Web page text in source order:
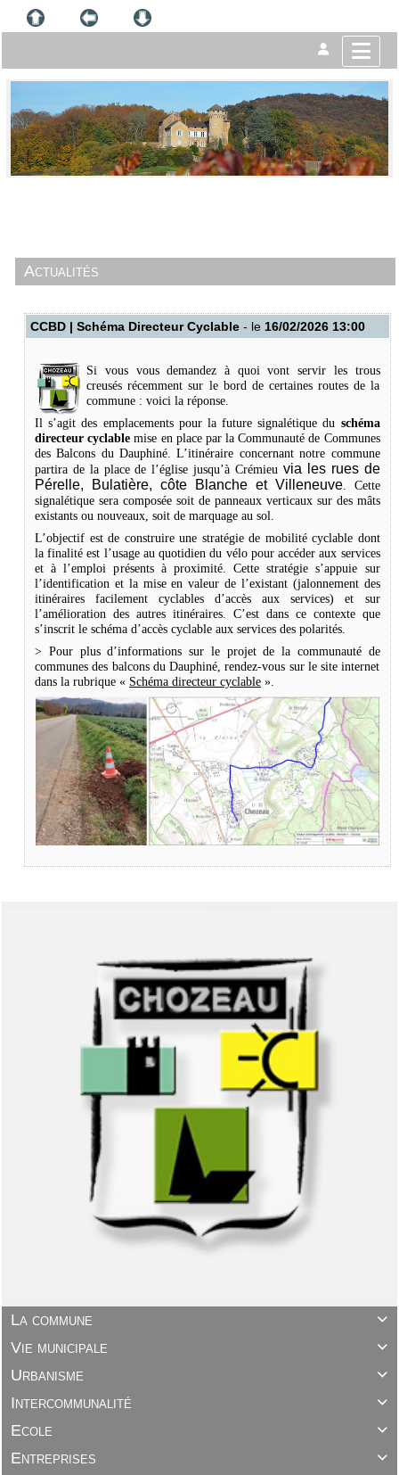

La commune

Vie municipale

Urbanisme

Intercommunalité

Ecole

Entreprises
Actualités
CCBD | Schéma Directeur Cyclable - le 16/02/2026 13:00
Si vous vous demandez à quoi vont servir les trous
creusés récemment sur le bord de certaines routes de la
commune : voici la réponse.
Il s’agit des emplacements pour la future signalétique du schéma
directeur cyclable mise en place par la Communauté de Communes
des Balcons du Dauphiné. L’itinéraire concernant notre commune
partira de la place de l’église jusqu’à Crémieu via les rues de
Pérelle, Bulatière, côte Blanche et Villeneuve. Cette
signalétique sera composée soit de panneaux verticaux sur des mâts
existants ou nouveaux, soit de marquage au sol.
L’objectif est de construire une stratégie de mobilité cyclable dont
la finalité est l’usage au quotidien du vélo pour accéder aux services
et à l’emploi présents à proximité. Cette stratégie s’appuie sur
l’identification et la mise en valeur de l’existant (jalonnement des
itinéraires facilement cyclables d’accès aux services) et sur
l’amélioration des autres itinéraires. C’est dans ce contexte que
s’inscrit le schéma d’accès cyclable aux services des polarités.
> Pour plus d’informations sur le projet de la communauté de
communes des balcons du Dauphiné, rendez-vous sur le site internet
dans la rubrique « Schéma directeur cyclable ».